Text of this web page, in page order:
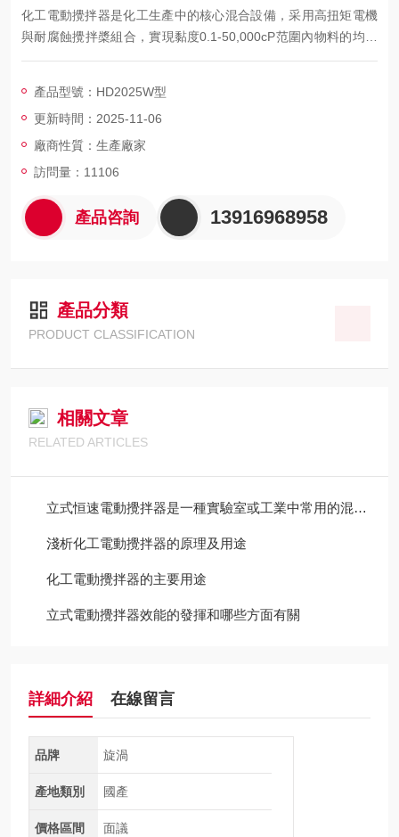
化工電動攪拌器是化工生產中的核心混合設備，采用高扭矩電機
與耐腐蝕攪拌槳組合，實現黏度0.1-50,000cP范圍內物料的均勻
混合、反應或傳質。其轉速范圍20~1300r/min可調，適用于涂料
產品型號：HD2025W型
更新時間：2025-11-06
廠商性質：生產廠家
訪問量：11106
產品咨詢 13916968958
產品分類
PRODUCT CLASSIFICATION
相關文章
RELATED ARTICLES
立式恒速電動攪拌器是一種實驗室或工業中常用的混合設備
淺析化工電動攪拌器的原理及用途
化工電動攪拌器的主要用途
立式電動攪拌器效能的發揮和哪些方面有關
詳細介紹 在線留言
品牌 旋渦
產地類別 國產
價格區間 面議